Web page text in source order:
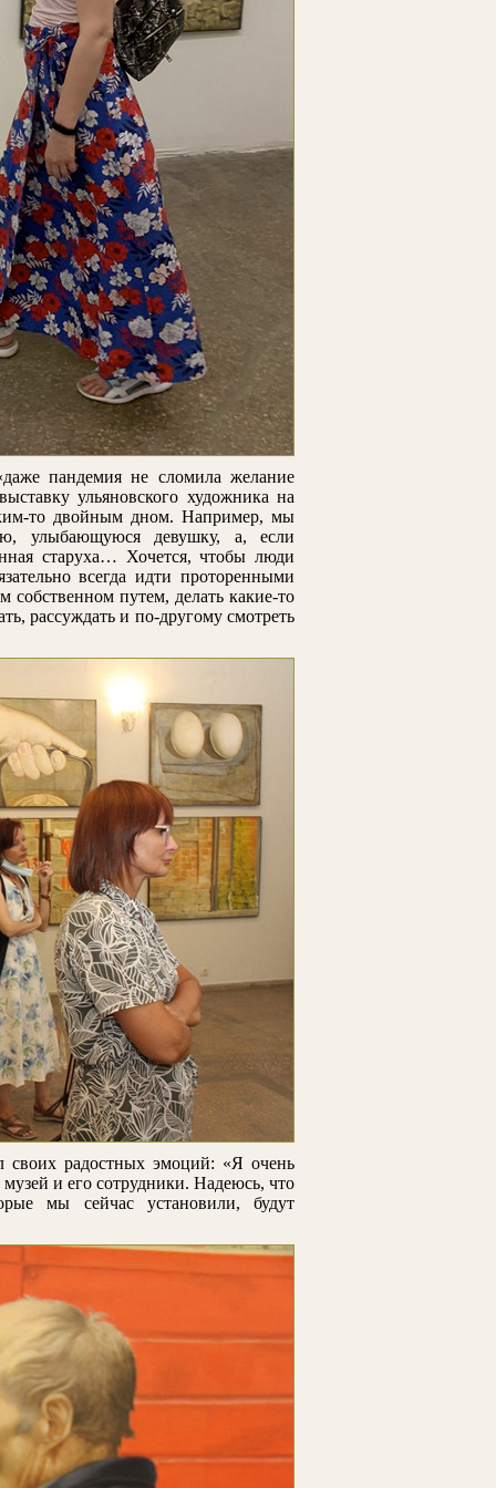
пандемия не сломила желание
ульяновского художника на
то двойным дном. Например, мы
улыбающуюся девушку, а, если
старуха… Хочется, чтобы люди
всегда идти проторенными
собственном путем, делать какие-то
рассуждать и по-другому смотреть
своих радостных эмоций: «Я очень
и его сотрудники. Надеюсь, что
мы сейчас установили, будут